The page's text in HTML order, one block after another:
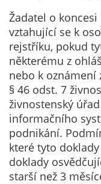
Žadatel o
vztahující se k
rejstříku, pokud
některému z
nebo k oznámení
§ 46 odst. 7
živnostenský
informačního
podnikání.
které tyto
doklady
starší než 3